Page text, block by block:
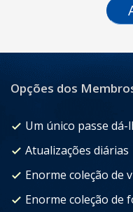
Opções dos
Um único passe dá-
Atualizações diárias
Enorme coleção de
Enorme coleção de